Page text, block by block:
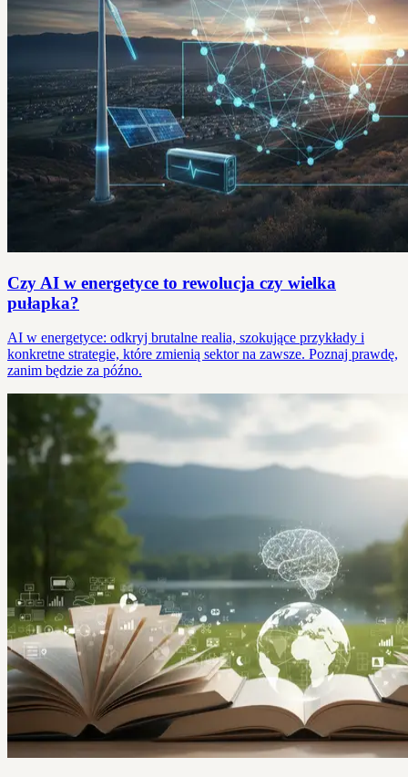
Czy AI w energetyce to rewolucja czy wielka
pułapka?
AI w energetyce: odkryj brutalne realia, szokujące przykłady i
konkretne strategie, które zmienią sektor na zawsze. Poznaj prawdę,
zanim będzie za późno.